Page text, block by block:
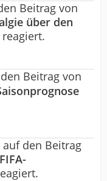
Beitrag von
über den
reagiert.
Beitrag von
auf den Beitrag
FIFA-